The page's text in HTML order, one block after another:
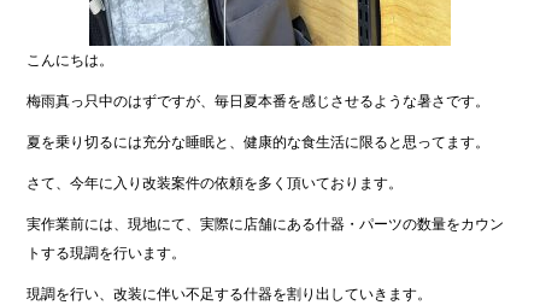
こんにちは。
梅雨真っ只中のはずですが、毎日夏本番を感じさせるような暑さです。
夏を乗り切るには充分な睡眠と、健康的な食生活に限ると思ってます。
さて、今年に入り改装案件の依頼を多く頂いております。
実作業前には、現地にて、実際に店舗にある什器・パーツの数量をカウン
トする現調を行います。
現調を行い、改装に伴い不足する什器を割り出していきます。